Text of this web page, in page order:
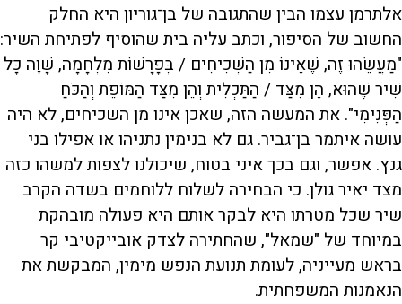
אלתרמן עצמו הבין שהתגובה של בן־גוריון היא החלק
החשוב של הסיפור, וכתב עליה בית שהוסיף לפתיחת השיר:
"מַעֲשֵׂהוּ זֶה, שֶׁאֵינוֹ מִן הַשְּׁכִיחִים / בְּפָרָשׁוֹת מִלְחָמָה, שָׁוֶה כָּל
שִׁיר שֶׁהוּא, הֵן מִצַּד / הַתַּכְלִית וְהֵן מִצַּד הַמּוֹפֵת וְהַכֹּחַ
הַפְּנִימִי". את המעשה הזה, שאכן אינו מן השכיחים, לא היה
עושה איתמר בן־גביר. גם לא בנימין נתניהו או אפילו בני
גנץ. אפשר, וגם בכך איני בטוח, שיכולנו לצפות למשהו כזה
מצד יאיר גולן. כי הבחירה לשלוח ללוחמים בשדה הקרב
שיר שכל מטרתו היא לבקר אותם היא פעולה מובהקת
במיוחד של "שמאל", שהחתירה לצדק אובייקטיבי קר
בראש מעייניה, לעומת תנועת הנפש מימין, המבקשת את
הנאמנות המשפחתית.